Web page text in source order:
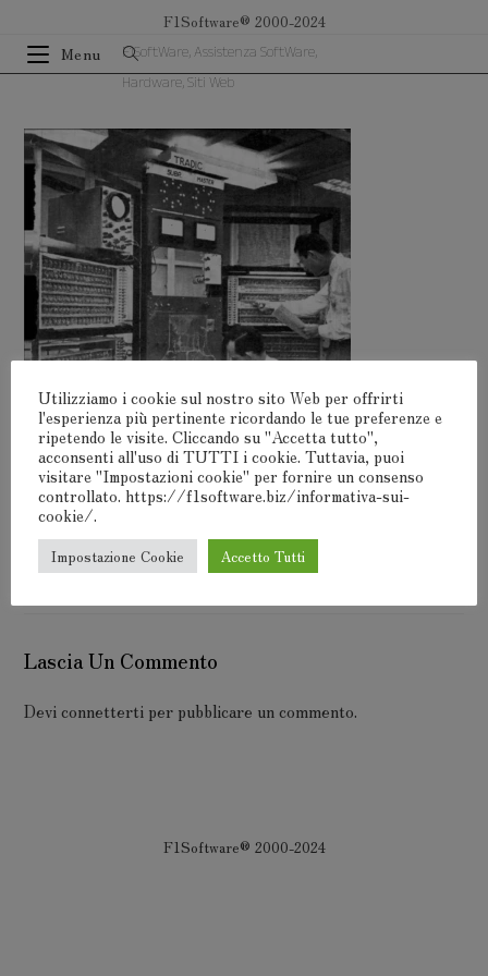
contenuto
F1Software® 2000-2024
Menu
F1SoftWare, Assistenza SoftWare,
Hardware, Siti Web
Lascia Un Commento
Deviconnetterti per pubblicare un commento.
F1Software® 2000-2024
Utilizziamo i cookie sul nostro sito Web per offrirti
l'esperienza più pertinente ricordando le tue preferenze e
ripetendo le visite. Cliccando su "Accetta tutto",
acconsenti all'uso di TUTTI i cookie. Tuttavia, puoi
visitare "Impostazioni cookie" per fornire un consenso
controllato. https://f1software.biz/informativa-sui-
cookie/.
Impostazione Cookie Accetto Tutti